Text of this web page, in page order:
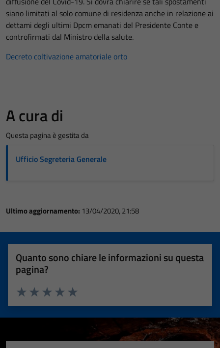
siano limitati al solo comune di residenza anche in relazione ai
dettami degli ultimi Dpcm emanati del Presidente Conte e
controfirmati dal Ministro della salute.
Decreto coltivazione amatoriale orto
A cura di
Questa pagina è gestita da
Ufficio Segreteria Generale
Ultimo aggiornamento: 13/04/2020, 21:58
Quanto sono chiare le informazioni su questa
pagina?
Valuta 5 stelle su 5
Valuta 4 stelle su 5
Valuta 3 stelle su 5
Valuta 2 stelle su 5
Valuta 1 stelle su 5